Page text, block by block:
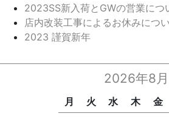
2023SS新入荷とGWの営業につ
店内改装工事によるお休みにつ
2023 謹賀新年
2026年8月
月 火 水 木 金